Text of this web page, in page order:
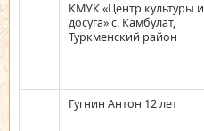
КМУК «Центр культуры и
досуга» с. Камбулат,
Туркменский район
Гугнин Антон 12 лет